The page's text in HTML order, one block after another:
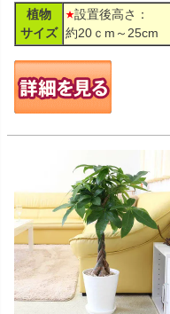
植物
サイズ
設置後高さ：
約20ｃm～25cm